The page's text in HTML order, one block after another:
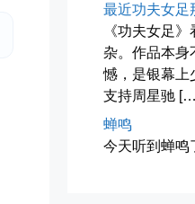
前互联网精
最近功夫女足
《功夫女足
杂。作品本身
憾，是银幕上
支持周星驰
蝉鸣
今天听到蝉鸣